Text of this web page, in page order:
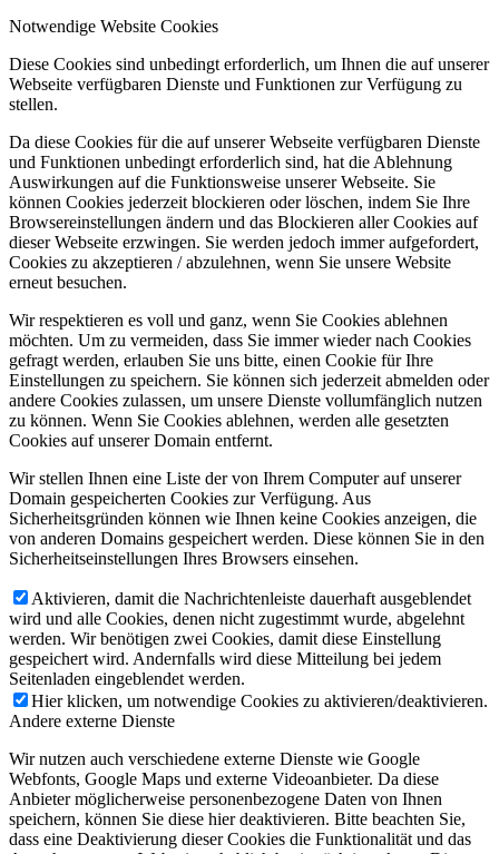
Notwendige Website Cookies
Diese Cookies sind unbedingt erforderlich, um Ihnen die auf unserer
Webseite verfügbaren Dienste und Funktionen zur Verfügung zu
stellen.
Da diese Cookies für die auf unserer Webseite verfügbaren Dienste
und Funktionen unbedingt erforderlich sind, hat die Ablehnung
Auswirkungen auf die Funktionsweise unserer Webseite. Sie
können Cookies jederzeit blockieren oder löschen, indem Sie Ihre
Browsereinstellungen ändern und das Blockieren aller Cookies auf
dieser Webseite erzwingen. Sie werden jedoch immer aufgefordert,
Cookies zu akzeptieren / abzulehnen, wenn Sie unsere Website
erneut besuchen.
Wir respektieren es voll und ganz, wenn Sie Cookies ablehnen
möchten. Um zu vermeiden, dass Sie immer wieder nach Cookies
gefragt werden, erlauben Sie uns bitte, einen Cookie für Ihre
Einstellungen zu speichern. Sie können sich jederzeit abmelden oder
andere Cookies zulassen, um unsere Dienste vollumfänglich nutzen
zu können. Wenn Sie Cookies ablehnen, werden alle gesetzten
Cookies auf unserer Domain entfernt.
Wir stellen Ihnen eine Liste der von Ihrem Computer auf unserer
Domain gespeicherten Cookies zur Verfügung. Aus
Sicherheitsgründen können wie Ihnen keine Cookies anzeigen, die
von anderen Domains gespeichert werden. Diese können Sie in den
Sicherheitseinstellungen Ihres Browsers einsehen.
Aktivieren, damit die Nachrichtenleiste dauerhaft ausgeblendet
wird und alle Cookies, denen nicht zugestimmt wurde, abgelehnt
werden. Wir benötigen zwei Cookies, damit diese Einstellung
gespeichert wird. Andernfalls wird diese Mitteilung bei jedem
Seitenladen eingeblendet werden.
Hier klicken, um notwendige Cookies zu aktivieren/deaktivieren.
Andere externe Dienste
Wir nutzen auch verschiedene externe Dienste wie Google
Webfonts, Google Maps und externe Videoanbieter. Da diese
Anbieter möglicherweise personenbezogene Daten von Ihnen
speichern, können Sie diese hier deaktivieren. Bitte beachten Sie,
dass eine Deaktivierung dieser Cookies die Funktionalität und das